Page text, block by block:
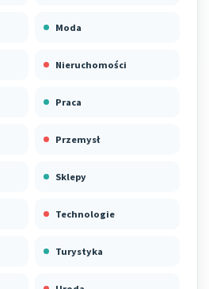
Moda
Nieruchomości
Praca
Przemysł
Sklepy
Technologie
Turystyka